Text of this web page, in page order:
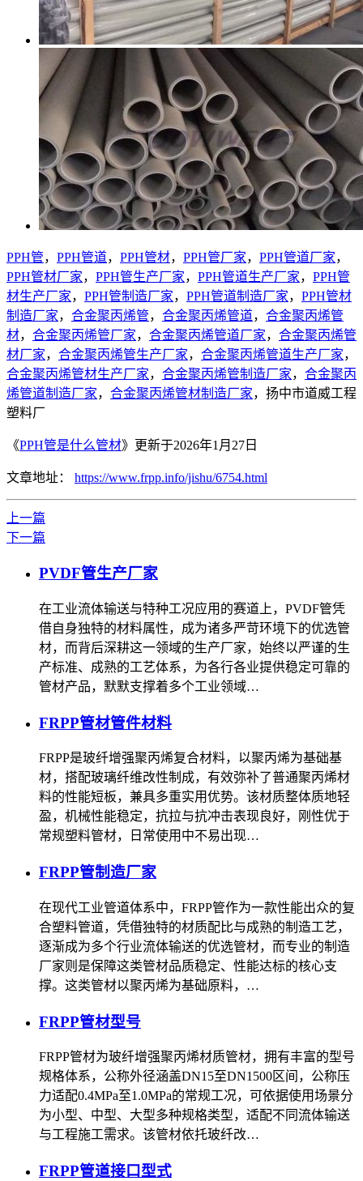
PPH管， PPH管道， PPH管材， PPH管厂家， PPH管道厂家，
PPH管材厂家， PPH管生产厂家， PPH管道生产厂家， PPH管
材生产厂家， PPH管制造厂家， PPH管道制造厂家， PPH管材
制造厂家， 合金聚丙烯管， 合金聚丙烯管道， 合金聚丙烯管
材， 合金聚丙烯管厂家， 合金聚丙烯管道厂家， 合金聚丙烯管
材厂家， 合金聚丙烯管生产厂家， 合金聚丙烯管道生产厂家，
合金聚丙烯管材生产厂家， 合金聚丙烯管制造厂家， 合金聚丙
烯管道制造厂家， 合金聚丙烯管材制造厂家，扬中市道威工程
塑料厂
《PPH管是什么管材》更新于2026年1月27日
文章地址： https://www.frpp.info/jishu/6754.html
上一篇
下一篇
PVDF管生产厂家
在工业流体输送与特种工况应用的赛道上，PVDF管凭
借自身独特的材料属性，成为诸多严苛环境下的优选管
材，而背后深耕这一领域的生产厂家，始终以严谨的生
产标准、成熟的工艺体系，为各行各业提供稳定可靠的
管材产品，默默支撑着多个工业领域…
FRPP管材管件材料
FRPP是玻纤增强聚丙烯复合材料，以聚丙烯为基础基
材，搭配玻璃纤维改性制成，有效弥补了普通聚丙烯材
料的性能短板，兼具多重实用优势。该材质整体质地轻
盈，机械性能稳定，抗拉与抗冲击表现良好，刚性优于
常规塑料管材，日常使用中不易出现…
FRPP管制造厂家
在现代工业管道体系中，FRPP管作为一款性能出众的复
合塑料管道，凭借独特的材质配比与成熟的制造工艺，
逐渐成为多个行业流体输送的优选管材，而专业的制造
厂家则是保障这类管材品质稳定、性能达标的核心支
撑。这类管材以聚丙烯为基础原料，…
FRPP管材型号
FRPP管材为玻纤增强聚丙烯材质管材，拥有丰富的型号
规格体系，公称外径涵盖DN15至DN1500区间，公称压
力适配0.4MPa至1.0MPa的常规工况，可依据使用场景分
为小型、中型、大型多种规格类型，适配不同流体输送
与工程施工需求。该管材依托玻纤改…
FRPP管道接口型式